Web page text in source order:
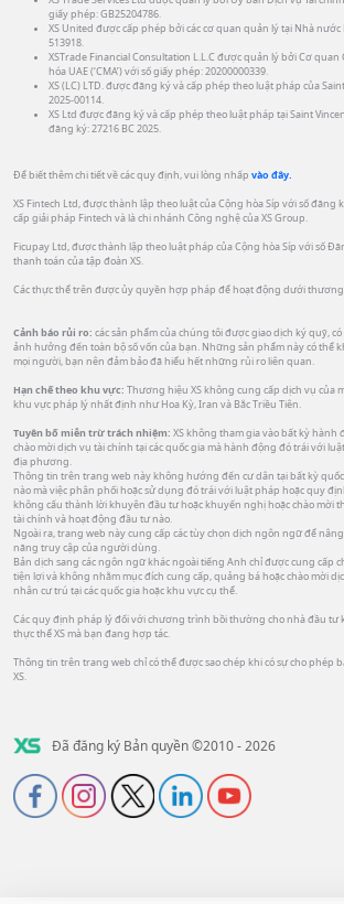
giấy phép: GB25204786.
XS United được cấp phép bởi các cơ quan quản lý tại Nhà
513918.
XSTrade Financial Consultation L.L.C được quản lý bởi Cơ
hóa UAE (‘CMA’) với số giấy phép: 20200000339.
XS (LC) LTD. được đăng ký và cấp phép theo luật pháp của
2025-00114.
XS Ltd được đăng ký và cấp phép theo luật pháp tại Saint
đăng ký: 27216 BC 2025.
Để biết thêm chi tiết về các quy định, vui lòng nhấp vào đây.
XS Fintech Ltd, được thành lập theo luật của Cộng hòa Síp với số đăng
cấp giải pháp Fintech và là chi nhánh Công nghệ của XS Group.
Ficupay Ltd, được thành lập theo luật pháp của Cộng hòa Síp với số
thanh toán của tập đoàn XS.
Các thực thể trên được ủy quyền hợp pháp để hoạt động dưới thương
Cảnh báo rủi ro: các sản phẩm của chúng tôi được giao dịch ký quỹ,
ảnh hưởng đến toàn bộ số vốn của bạn. Những sản phẩm này có thể
mọi người, bạn nên đảm bảo đã hiểu hết những rủi ro liên quan.
Hạn chế theo khu vực: Thương hiệu XS không cung cấp dịch vụ của
khu vực pháp lý nhất định như Hoa Kỳ, Iran và Bắc Triều Tiên.
Tuyên bố miễn trừ trách nhiệm: XS không tham gia vào bất kỳ hành
chào mời dịch vụ tài chính tại các quốc gia mà hành động đó trái với
địa phương.
Thông tin trên trang web này không hướng đến cư dân tại bất kỳ
nào mà việc phân phối hoặc sử dụng đó trái với luật pháp hoặc quy
không cấu thành lời khuyên đầu tư hoặc khuyến nghị hoặc chào mời
tài chính và hoạt động đầu tư nào.
Ngoài ra, trang web này cung cấp các tùy chọn dịch ngôn ngữ để
năng truy cập của người dùng.
Bản dịch sang các ngôn ngữ khác ngoài tiếng Anh chỉ được cung cấp
tiện lợi và không nhằm mục đích cung cấp, quảng bá hoặc chào mời
nhân cư trú tại các quốc gia hoặc khu vực cụ thể.
Các quy định pháp lý đối với chương trình bồi thường cho nhà đầu tư
thực thể XS mà bạn đang hợp tác.
Thông tin trên trang web chỉ có thể được sao chép khi có sự cho phép
XS.
Đã đăng ký Bản quyền ©2010 - 2026